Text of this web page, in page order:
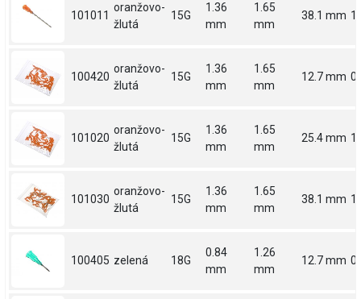
101011
oranžovo-
žlutá
15G
1.36
mm
1.65
mm
38.1 mm
100420
oranžovo-
žlutá
15G
1.36
mm
1.65
mm
12.7 mm
101020
oranžovo-
žlutá
15G
1.36
mm
1.65
mm
25.4 mm 1
101030
oranžovo-
žlutá
15G
1.36
mm
1.65
mm
38.1 mm
100405 zelená 18G
0.84
mm
1.26
mm
12.7 mm